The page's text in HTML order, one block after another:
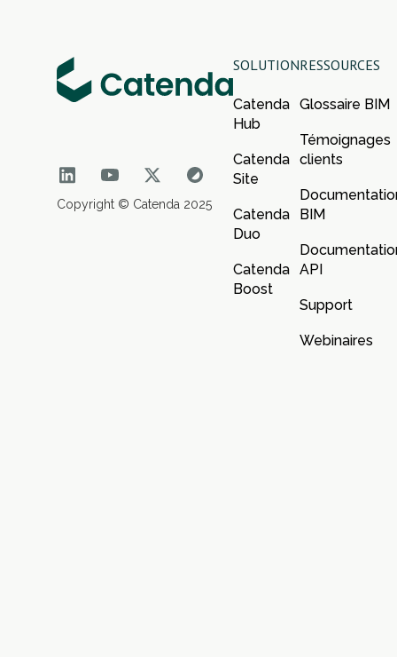
Copyright © Catenda 2025
SOLUTION
Catenda
Hub
Catenda
Site
Catenda
Duo
Catenda
Boost
RESSOURCES
Glossaire BIM
Témoignages
clients
BIM
API
Support
Webinaires